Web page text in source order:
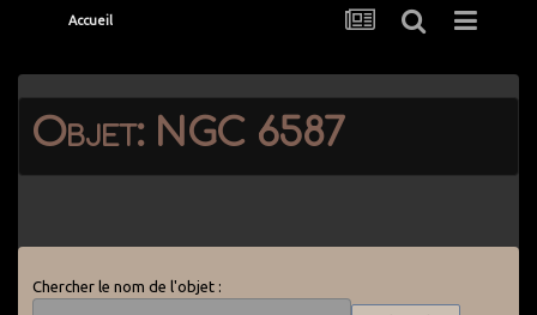
Accueil
Objet: NGC 6587
Chercher le nom de l'objet :